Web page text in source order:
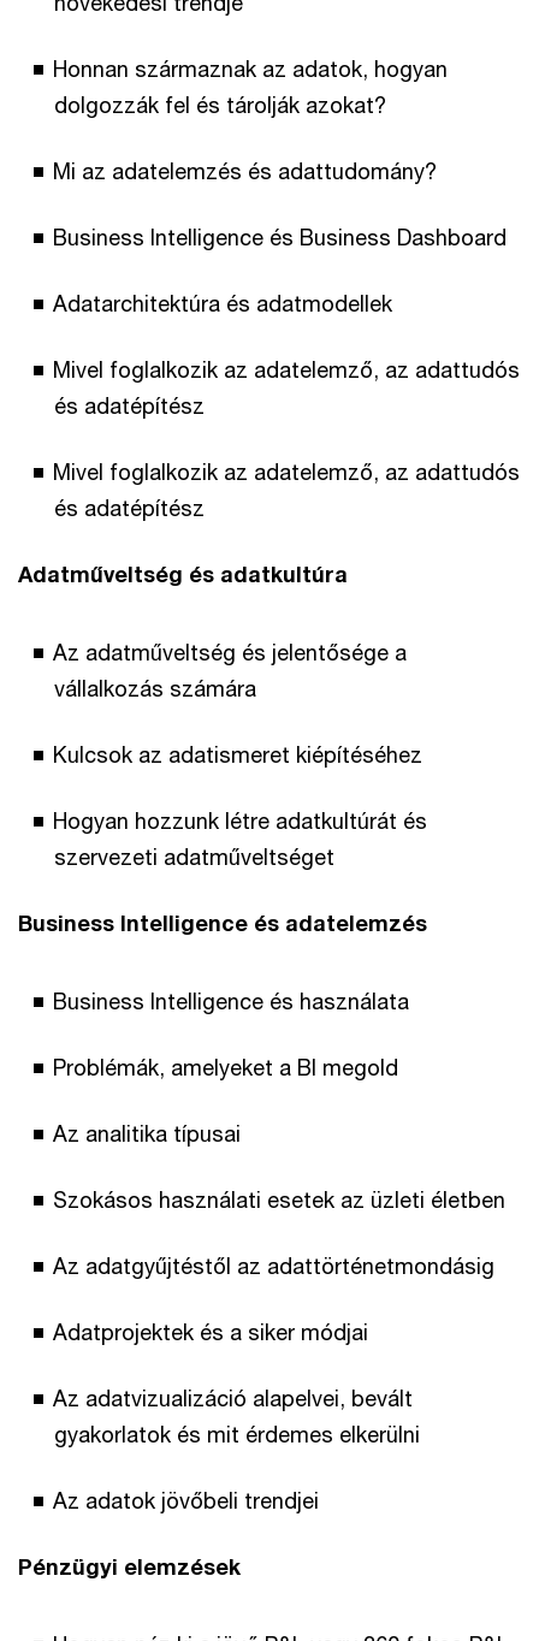
Honnan származnak az adatok, hogyan
dolgozzák fel és tárolják azokat?
Mi az adatelemzés és adattudomány?
Business Intelligence és Business Dashboard
Adatarchitektúra és adatmodellek
Mivel foglalkozik az adatelemző, az adattudós
és adatépítész
Mivel foglalkozik az adatelemző, az adattudós
és adatépítész
Adatműveltség és adatkultúra
Az adatműveltség és jelentősége a
vállalkozás számára
Kulcsok az adatismeret kiépítéséhez
Hogyan hozzunk létre adatkultúrát és
szervezeti adatműveltséget
Business Intelligence és adatelemzés
Business Intelligence és használata
Problémák, amelyeket a BI megold
Az analitika típusai
Szokásos használati esetek az üzleti életben
Az adatgyűjtéstől az adattörténetmondásig
Adatprojektek és a siker módjai
Az adatvizualizáció alapelvei, bevált
gyakorlatok és mit érdemes elkerülni
Az adatok jövőbeli trendjei
Pénzügyi elemzések